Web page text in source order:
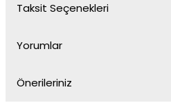
Taksit Seçenekleri
Yorumlar
Önerileriniz